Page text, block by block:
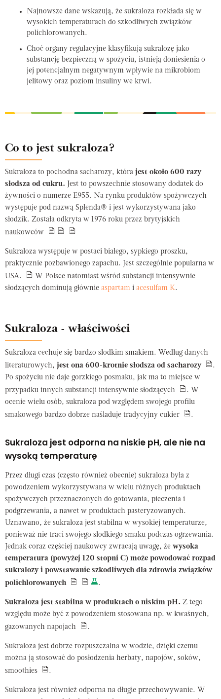
Najnowsze dane wskazują, że sukraloza rozkłada się w
wysokich temperaturach do szkodliwych związków
polichlorowanych.
Choć organy regulacyjne klasyfikują sukralozę jako
substancję bezpieczną w spożyciu, istnieją doniesienia o
jej potencjalnym negatywnym wpływie na mikrobiom
jelitowy oraz poziom insuliny we krwi.
Co to jest sukraloza?
Sukraloza to pochodna sacharozy, która jest około 600 razy
słodsza od cukru. Jest to powszechnie stosowany dodatek do
żywności o numerze E955. Na rynku produktów spożywczych
występuje pod nazwą Splenda® i jest wykorzystywana jako
słodzik. Została odkryta w 1976 roku przez brytyjskich
naukowców
Sukraloza występuje w postaci białego, sypkiego proszku,
praktycznie pozbawionego zapachu. Jest szczególnie popularna w
USA.
W Polsce natomiast wśród substancji intensywnie
słodzących dominują głównie aspartam i acesulfam K.
Sukraloza - właściwości
Sukraloza cechuje się bardzo słodkim smakiem. Według danych
literaturowych, jest ona 600-krotnie słodsza od sacharozy
.
Po spożyciu nie daje gorzkiego posmaku, jak ma to miejsce w
przypadku innych substancji intensywnie słodzących
. W
ocenie wielu osób, sukraloza pod względem swojego profilu
smakowego bardzo dobrze naśladuje tradycyjny cukier
.
Sukraloza jest odporna na niskie pH, ale nie na
wysoką temperaturę
Przez długi czas (często również obecnie) sukraloza była z
powodzeniem wykorzystywana w wielu różnych produktach
spożywczych przeznaczonych do gotowania, pieczenia i
podgrzewania, a nawet w produktach pasteryzowanych.
Uznawano, że sukraloza jest stabilna w wysokiej temperaturze,
ponieważ nie traci swojego słodkiego smaku podczas ogrzewania.
Jednak coraz częściej naukowcy zwracają uwagę, że wysoka
temperatura (powyżej 120 stopni C) może powodować rozpad
sukralozy i powstawanie szkodliwych dla zdrowia związków
polichlorowanych
.
Sukraloza jest stabilna w produktach o niskim pH. Z tego
względu może być z powodzeniem stosowana np. w kwaśnych,
gazowanych napojach
.
Sukraloza jest dobrze rozpuszczalna w wodzie, dzięki czemu
można ją stosować do posłodzenia herbaty, napojów, soków,
smoothies
.
Sukraloza jest również odporna na długie przechowywanie. W